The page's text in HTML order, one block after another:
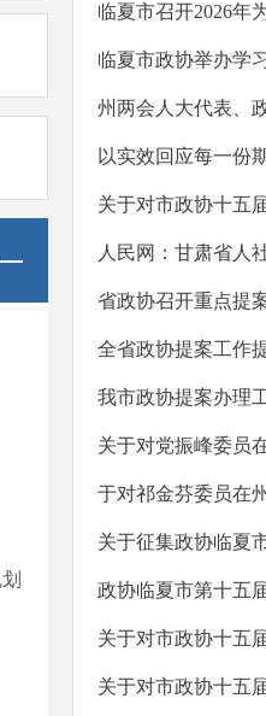
临夏市召开2026年
临夏市政协举办学
州两会人大代表、
以实效回应每一份
关于对市政协十五
人民网：甘肃省人
省政协召开重点提
全省政协提案工作
我市政协提案办理
关于征集政协临夏
政协临夏市第十五
关于对市政协十五
关于对市政协十五